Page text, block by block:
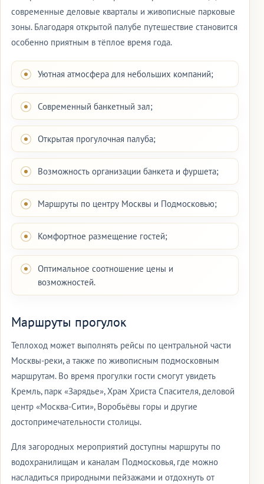
современные деловые кварталы и живописные парковые
зоны. Благодаря открытой палубе путешествие становится
особенно приятным в тёплое время года.
Уютная атмосфера для небольших компаний;
Современный банкетный зал;
Открытая прогулочная палуба;
Возможность организации банкета и фуршета;
Маршруты по центру Москвы и Подмосковью;
Комфортное размещение гостей;
Оптимальное соотношение цены и
возможностей.
Маршруты прогулок
Теплоход может выполнять рейсы по центральной части
Москвы-реки, а также по живописным подмосковным
маршрутам. Во время прогулки гости смогут увидеть
Кремль, парк «Зарядье», Храм Христа Спасителя, деловой
центр «Москва-Сити», Воробьёвы горы и другие
достопримечательности столицы.
Для загородных мероприятий доступны маршруты по
водохранилищам и каналам Подмосковья, где можно
насладиться природными пейзажами и отдохнуть от